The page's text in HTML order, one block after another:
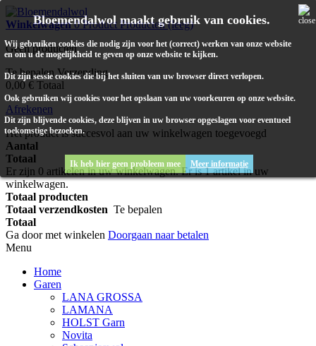
Winkelwagen 0 Product Producten (leeg)
Geen producten
Te bepalenVerzending
0,00 € Totaal
Afrekenen
Het product is succesvol aan uw winkelwagen toegevoegd
Aantal
Totaal
Er zijn 0 artikelen in uw winkelwagen.Er is 1 artikel in uw
winkelwagen.
Totaal producten
Totaal verzendkosten Te bepalen
Totaal
Ga door met winkelen Doorgaan naar betalen
Menu
Home
Garen
LANA GROSSA
LAMANA
HOLST Garn
Novita
Bloemendalwol maakt gebruik van cookies.
Wij gebruiken cookies die nodig zijn voor het (correct) werken van onze website
en om u de mogelijkheid te geven op onze website te kijken.
Dit zijn sessie cookies die bij het sluiten van uw browser direct verlopen.
Ook gebruiken wij cookies voor het opslaan van uw voorkeuren op onze website.
Dit zijn blijvende cookies, deze blijven in uw browser opgeslagen voor eventueel
toekomstige bezoeken.
Ik heb hier geen probleem mee Meer informatie